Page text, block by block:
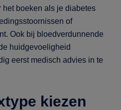
het boeken als je diabetes
of
Ook bij bloedverdunnende
huidgevoeligheid
eerst medisch advies in te
kiezen